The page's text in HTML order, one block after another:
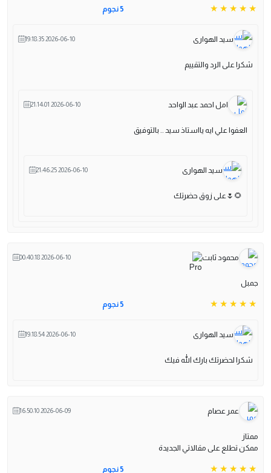
5 نجوم
سيد الهوارى 2026-06-10 19:18:35
شكرا على الرد والتقييم
امل احمد عبد الواحد 2026-06-10 21:14:01
العفوا علي ايه يااستاذ سيد .. بالتوفيق
سيد الهوارى 2026-06-10 21:46:25
🌻🌷على زوق حضرتك
محمود ثابت 2026-06-10 00:40:18
جمبل
5 نجوم
سيد الهوارى 2026-06-10 19:18:54
شكرا لحضرتك بارك الله فيك
عمر عصام 2026-06-09 16:50:10
ممتاز
ممكن تطلع على مقالاتي الجديدة
5 نجوم